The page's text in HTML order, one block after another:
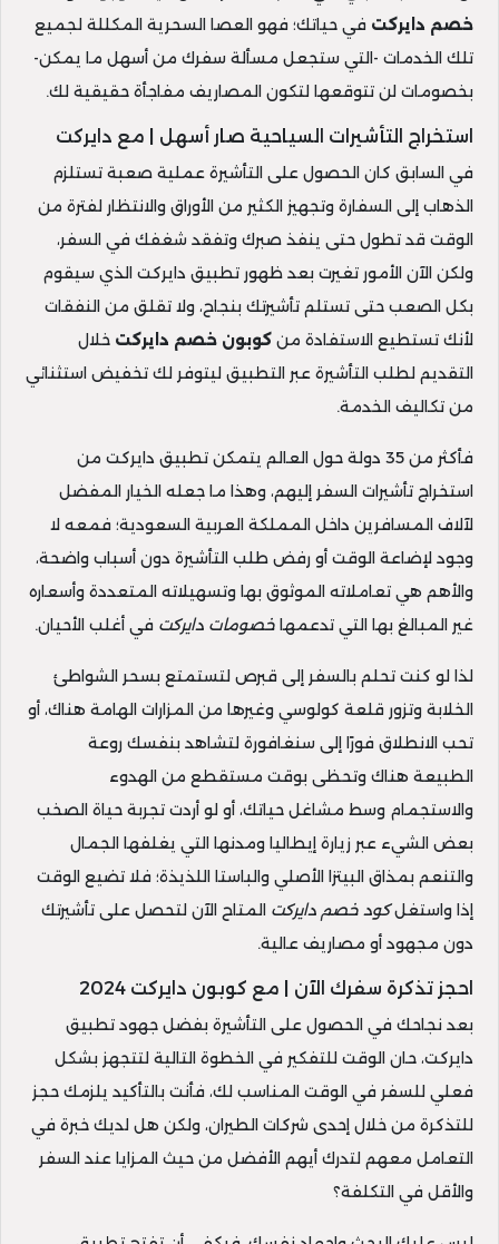
خصم دايركت في حياتك؛ فهو العصا السحرية المكللة لجميع
تلك الخدمات -التي ستجعل مسألة سفرك من أسهل ما يمكن-
بخصومات لن تتوقعها لتكون المصاريف مفاجأة حقيقية لك.
استخراج التأشيرات السياحية صار أسهل | مع دايركت
في السابق كان الحصول على التأشيرة عملية صعبة تستلزم
الذهاب إلى السفارة وتجهيز الكثير من الأوراق والانتظار لفترة من
الوقت قد تطول حتى ينفذ صبرك وتفقد شغفك في السفر،
ولكن الآن الأمور تغيرت بعد ظهور تطبيق دايركت الذي سيقوم
بكل الصعب حتى تستلم تأشيرتك بنجاح، ولا تقلق من النفقات
لأنك تستطيع الاستفادة من كوبون خصم دايركت خلال
التقديم لطلب التأشيرة عبر التطبيق ليتوفر لك تخفيض استثنائي
من تكاليف الخدمة.
فأكثر من 35 دولة حول العالم يتمكن تطبيق دايركت من
استخراج تأشيرات السفر إليهم، وهذا ما جعله الخيار المفضل
لآلاف المسافرين داخل المملكة العربية السعودية؛ فمعه لا
وجود لإضاعة الوقت أو رفض طلب التأشيرة دون أسباب واضحة،
والأهم هي تعاملاته الموثوق بها وتسهيلاته المتعددة وأسعاره
غير المبالغ بها التي تدعمها خصومات دايركت في أغلب الأحيان.
لذا لو كنت تحلم بالسفر إلى قبرص لتستمتع بسحر الشواطئ
الخلابة وتزور قلعة كولوسي وغيرها من المزارات الهامة هناك، أو
تحب الانطلاق فورًا إلى سنغافورة لتشاهد بنفسك روعة
الطبيعة هناك وتحظى بوقت مستقطع من الهدوء
والاستجمام وسط مشاغل حياتك، أو لو أردت تجربة حياة الصخب
بعض الشيء عبر زيارة إيطاليا ومدنها التي يغلفها الجمال
والتنعم بمذاق البيتزا الأصلي والباستا اللذيذة؛ فلا تضيع الوقت
إذا واستغلكود خصم دايركت المتاح الآن لتحصل على تأشيرتك
دون مجهود أو مصاريف عالية.
احجز تذكرة سفرك الآن | مع كوبون دايركت 2024
بعد نجاحك في الحصول على التأشيرة بفضل جهود تطبيق
دايركت، حان الوقت للتفكير في الخطوة التالية لتتجهز بشكل
فعلي للسفر في الوقت المناسب لك، فأنت بالتأكيد يلزمك حجز
للتذكرة من خلال إحدى شركات الطيران، ولكن هل لديك خبرة في
التعامل معهم لتدرك أيهم الأفضل من حيث المزايا عند السفر
والأقل في التكلفة؟